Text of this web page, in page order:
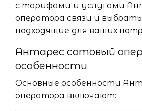
с тарифами и услугами
оператора связи и
подходящие для ваших
Антарес сотовый
особенности
Основные особенности
оператора включают: